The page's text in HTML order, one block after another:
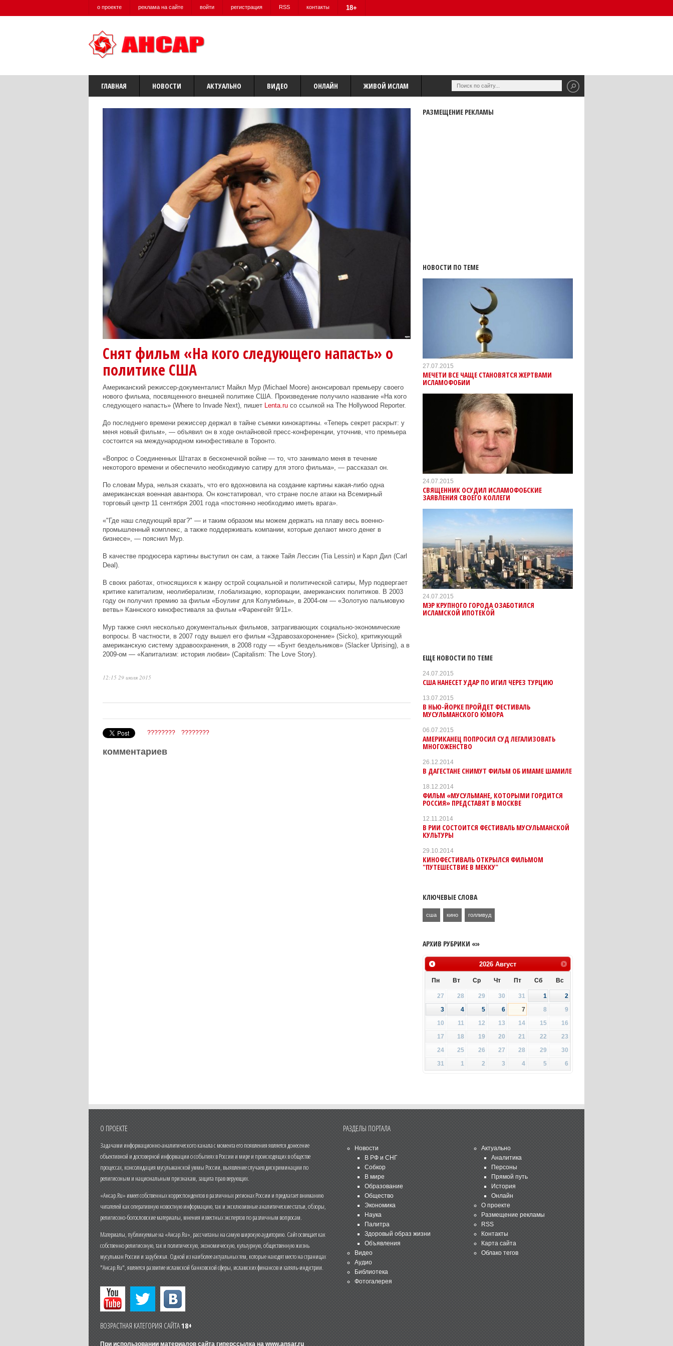
о проекте реклама на сайте войти регистрация RSS контакты 18+
ГЛАВНАЯ НОВОСТИ АКТУАЛЬНО ВИДЕО ОНЛАЙН ЖИВОЙ ИСЛАМ
Снят фильм «На кого следующего напасть» о
политике США
Американский режиссер-документалист Майкл Мур (Michael Moore) анонсировал премьеру своего
нового фильма, посвященного внешней политике США. Произведение получило название «На кого
следующего напасть» (Where to Invade Next), пишет
Lenta.ruсо ссылкой на The Hollywood Reporter.
До последнего времени режиссер держал в тайне съемки кинокартины. «Теперь секрет раскрыт: у
меня новый фильм», — объявил он в ходе онлайновой пресс-конференции, уточнив, что премьера
состоится на международном кинофестивале в Торонто.
«Вопрос о Соединенных Штатах в бесконечной войне — то, что занимало меня в течение
некоторого времени и обеспечило необходимую сатиру для этого фильма», — рассказал он.
По словам Мура, нельзя сказать, что его вдохновила на создание картины какая-либо одна
американская военная авантюра. Он констатировал, что стране после атаки на Всемирный
торговый центр 11 сентября 2001 года «постоянно необходимо иметь врага».
«"Где наш следующий враг?" — и таким образом мы можем держать на плаву весь военно-
промышленный комплекс, а также поддерживать компании, которые делают много денег в
бизнесе», — пояснил Мур.
В качестве продюсера картины выступил он сам, а также Тайя Лессин (Tia Lessin) и Карл Дил (Carl
Deal).
В своих работах, относящихся к жанру острой социальной и политической сатиры, Мур подвергает
критике капитализм, неолиберализм, глобализацию, корпорации, американских политиков. В 2003
году он получил премию за фильм «Боулинг для Колумбины», в 2004-ом — «Золотую пальмовую
ветвь» Каннского кинофестиваля за фильм «Фаренгейт 9/11».
Мур также снял несколько документальных фильмов, затрагивающих социально-экономические
вопросы. В частности, в 2007 году вышел его фильм «Здравозахоронение» (Sicko), критикующий
американскую систему здравоохранения, в 2008 году — «Бунт бездельников» (Slacker Uprising), а в
2009-ом — «Капитализм: история любви» (Capitalism: The Love Story).
12:15 29 июля 2015
???????? ????????
комментариев
РАЗМЕЩЕНИЕ РЕКЛАМЫ
НОВОСТИ ПО ТЕМЕ
27.07.2015
МЕЧЕТИ ВСЕ ЧАЩЕ СТАНОВЯТСЯ ЖЕРТВАМИ
ИСЛАМОФОБИИ
24.07.2015
СВЯЩЕННИК ОСУДИЛ ИСЛАМОФОБСКИЕ
ЗАЯВЛЕНИЯ СВОЕГО КОЛЛЕГИ
24.07.2015
МЭР КРУПНОГО ГОРОДА ОЗАБОТИЛСЯ
ИСЛАМСКОЙ ИПОТЕКОЙ
ЕЩЕ НОВОСТИ ПО ТЕМЕ
24.07.2015
США НАНЕСЕТ УДАР ПО ИГИЛ ЧЕРЕЗ ТУРЦИЮ
13.07.2015
В НЬЮ-ЙОРКЕ ПРОЙДЕТ ФЕСТИВАЛЬ
МУСУЛЬМАНСКОГО ЮМОРА
06.07.2015
АМЕРИКАНЕЦ ПОПРОСИЛ СУД ЛЕГАЛИЗОВАТЬ
МНОГОЖЕНСТВО
26.12.2014
В ДАГЕСТАНЕ СНИМУТ ФИЛЬМ ОБ ИМАМЕ ШАМИЛЕ
18.12.2014
ФИЛЬМ «МУСУЛЬМАНЕ, КОТОРЫМИ ГОРДИТСЯ
РОССИЯ» ПРЕДСТАВЯТ В МОСКВЕ
12.11.2014
В РИИ СОСТОИТСЯ ФЕСТИВАЛЬ МУСУЛЬМАНСКОЙ
КУЛЬТУРЫ
29.10.2014
КИНОФЕСТИВАЛЬ ОТКРЫЛСЯ ФИЛЬМОМ
"ПУТЕШЕСТВИЕ В МЕККУ"
КЛЮЧЕВЫЕ СЛОВА
сша кино голливуд
АРХИВ РУБРИКИ «»
2026 Август
Пн Вт Ср Чт Пт Сб Вс
27 28 29 30 31 1
2
3
4 5 6 7 8
9
10
11 12 13 14 15
16
17
18 19 20 21 22
23
24
25 26 27 28 29
30
31
1 2 3 4 5 6
О ПРОЕКТЕ
Задачами информационно-аналитического канала с момента его появления является донесение
объективной и достоверной информации о событиях в России и мире и происходящих в обществе
процессах, консолидация мусульманской уммы России, выявление случаев дискриминации по
религиозным и национальным признакам, защита прав верующих.
«Ансар.Ru» имеет собственных корреспондентов в различных регионах России и предлагает вниманию
читателей как оперативную новостную информацию, так и эксклюзивные аналитические статьи, обзоры,
религиозно-богословские материалы, мнения известных экспертов по различным вопросам.
Материалы, публикуемые на «Ансар.Ru», рассчитаны на самую широкую аудиторию. Сайт освещает как
собственно религиозную, так и политическую, экономическую, культурную, общественную жизнь
мусульман России и зарубежья. Одной из наиболее актуальных тем, которые находят место на страницах
"Ансар.Ru", является развитие исламской банковской сферы, исламских финансов и халяль-индустрии.
ВОЗРАСТНАЯ КАТЕГОРИЯ САЙТА18+
При использовании материалов сайта гиперссылка на www.ansar.ru
РАЗДЕЛЫ ПОРТАЛА
Новости
В РФ и СНГ
Собкор
В мире
Образование
Общество
Экономика
Наука
Палитра
Здоровый образ жизни
Объявления
Видео
Аудио
Библиотека
Фотогалерея
Актуально
Аналитика
Персоны
Прямой путь
История
Онлайн
О проекте
Размещение рекламы
RSS
Контакты
Карта сайта
Облако тегов